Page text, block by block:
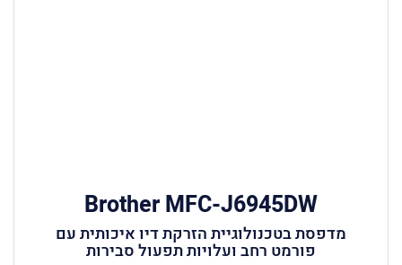
Brother MFC-J6945DW
מדפסת בטכנולוגיית הזרקת דיו איכותית עם
פורמט רחב ועלויות תפעול סבירות